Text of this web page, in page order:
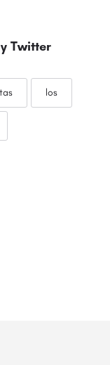
y Twitter
los